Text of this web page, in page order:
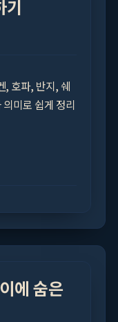
, 호파, 반지, 쉐
미로 쉽게 정리
에 숨은